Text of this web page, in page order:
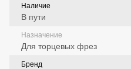
Наличие
В пути
Назначение
Для торцевых фрез
Бренд